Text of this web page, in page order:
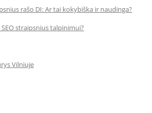
rašo DI: Ar tai kokybiška ir naudinga?
straipsnius talpinimui?
Vilniuje